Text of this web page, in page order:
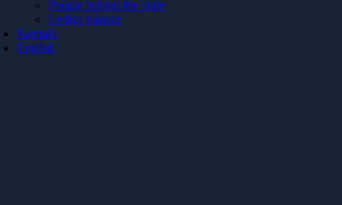
People behind the code
Lediga tjänster
Kontakt
English